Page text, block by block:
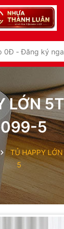
LỚN
5
TỦ HAPPY
5